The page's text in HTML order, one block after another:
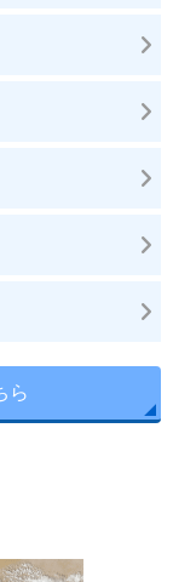
ら